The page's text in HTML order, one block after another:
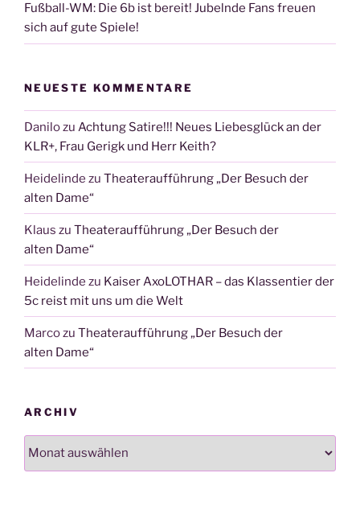
Fußball-WM: Die 6b ist bereit! Jubelnde Fans freuen
sich auf gute Spiele!
NEUESTE KOMMENTARE
Danilozu Achtung Satire!!! Neues Liebesglück an der
KLR+, Frau Gerigk und Herr Keith?
Heidelinde zu Theateraufführung „Der Besuch der
alten Dame“
Klaus zu Theateraufführung „Der Besuch der
alten Dame“
Heidelinde zu Kaiser AxoLOTHAR – das Klassentier der
5c reist mit uns um die Welt
Marcozu Theateraufführung „Der Besuch der
alten Dame“
ARCHIV
Archiv